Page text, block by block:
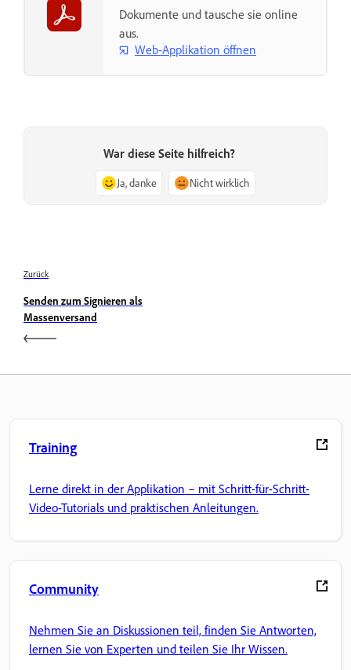
Dokumente und tausche sie online
aus.
Web-Applikation öffnen
War diese Seite hilfreich?
Ja, danke Nicht wirklich
Zurück
Senden zum Signieren als
Massenversand
Training
Lerne direkt in der Applikation – mit Schritt-für-Schritt-
Video-Tutorials und praktischen Anleitungen.
Community
Nehmen Sie an Diskussionen teil, finden Sie Antworten,
lernen Sie von Experten und teilen Sie Ihr Wissen.